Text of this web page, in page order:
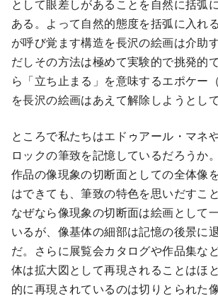
として眼差しがあることを自然に括弧
ある。よって自然的態度を括弧に入れ
が呼び覚ます構造を長沢の絵画は介助
だしその方法は極めて実験的で挑発的
ら「立ち止まる」を意味するエポケー
を長沢の絵画はあえて解除しようとし
ところで私たちはエドゥアール・マネ
ロックの筆致を記憶しているだろうか
作品の像現象の切断面としての全体像
はできても、筆致の特色を思いだすこ
なぜなら像現象の切断面は絵画として
いるが、像基体の細部は記憶の後景に
だ。さらに展覧会カタログや作品集な
体は拡大図として再現されることはほ
的に再現されているのは切りとられた